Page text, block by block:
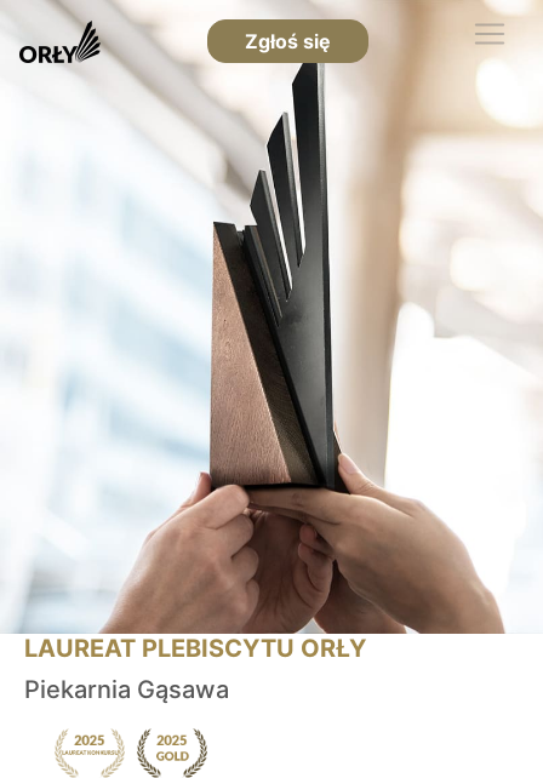
Zgłoś się
LAUREAT PLEBISCYTU ORŁY
Piekarnia Gąsawa